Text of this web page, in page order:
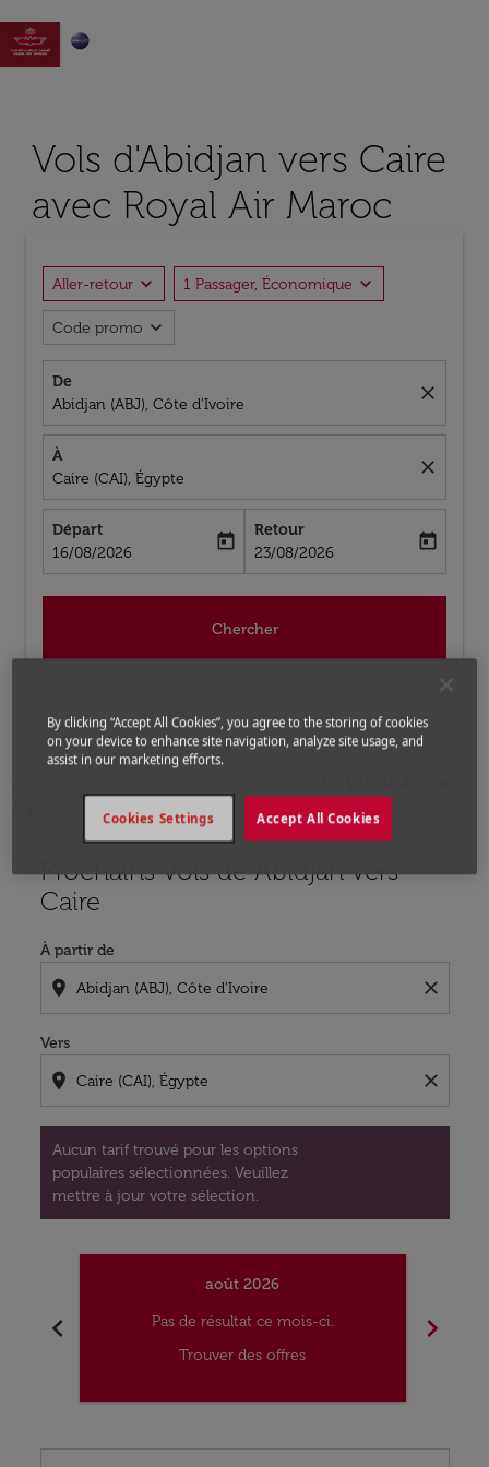

Vols d'Abidjan vers Caire
avec Royal Air Maroc
Aller-retour expand_more 1 Passager, Économique expand_more
Code promo expand_more
De
Abidjan (ABJ), Côte d'Ivoire
close
À
Caire (CAI), Égypte
close
Départ
fc-booking-departure-date-aria-label
16/08/2026
today
Retour
fc-booking-return-date-aria-label
23/08/2026
today
Chercher
Prochains Vols de Abidjan vers
Caire
À partir de
location_on close
Vers
location_on close
Aucun tarif trouvé pour les options
populaires sélectionnées. Veuillez
mettre à jour votre sélection.
Aucun tarif trouvé pour les options populaires
chevron_left
août 2026
Pas de résultat ce mois-ci.
Trouver des offres
chevron_right
By clicking “Accept All Cookies”, you agree to the storing of cookies
on your device to enhance site navigation, analyze site usage, and
assist in our marketing efforts.
Accept All Cookies
Cookies Settings